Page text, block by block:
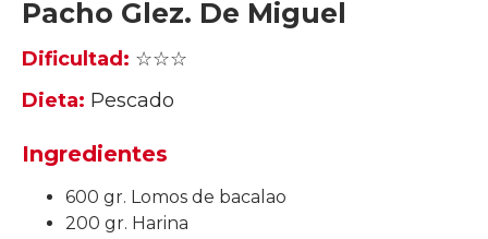
Pacho Glez. De Miguel
Dificultad: ☆☆☆
Dieta: Pescado
Ingredientes
600 gr. Lomos de bacalao
200 gr. Harina